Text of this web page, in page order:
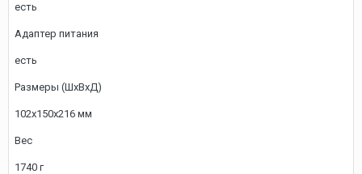
есть
Адаптер питания
есть
Размеры (ШхВхД)
102x150x216 мм
Вес
1740 г